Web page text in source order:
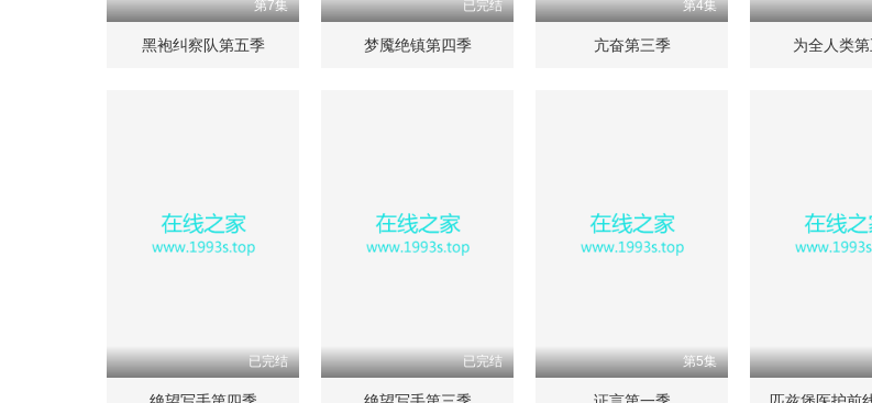
第7集
黑袍纠察队第五季
已完结
梦魇绝镇第四季
第4集
亢奋第三季 为全人类
已完结 已完结 第5集